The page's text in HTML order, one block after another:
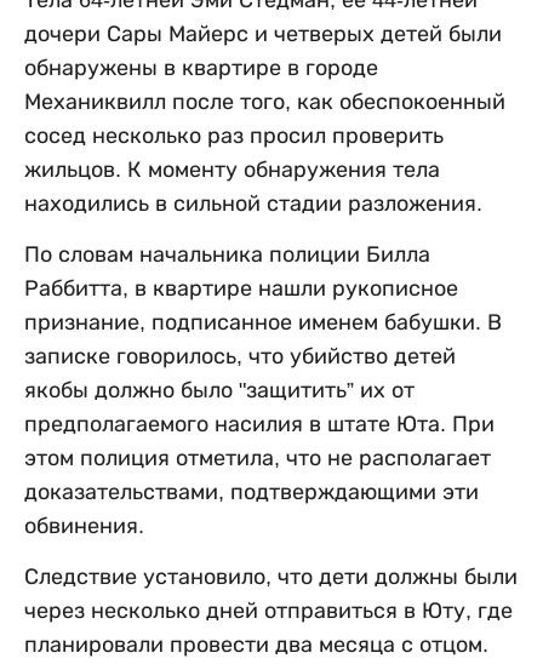
дочери Сары Майерс и четверых детей были
обнаружены в квартире в городе
Механиквилл после того, как обеспокоенный
сосед несколько раз просил проверить
жильцов. К моменту обнаружения тела
находились в сильной стадии разложения.
По словам начальника полиции Билла
Раббитта, в квартире нашли рукописное
признание, подписанное именем бабушки. В
записке говорилось, что убийство детей
якобы должно было "защитить” их от
предполагаемого насилия в штате Юта. При
этом полиция отметила, что не располагает
доказательствами, подтверждающими эти
обвинения.
Следствие установило, что дети должны были
через несколько дней отправиться в Юту, где
планировали провести два месяца с отцом.